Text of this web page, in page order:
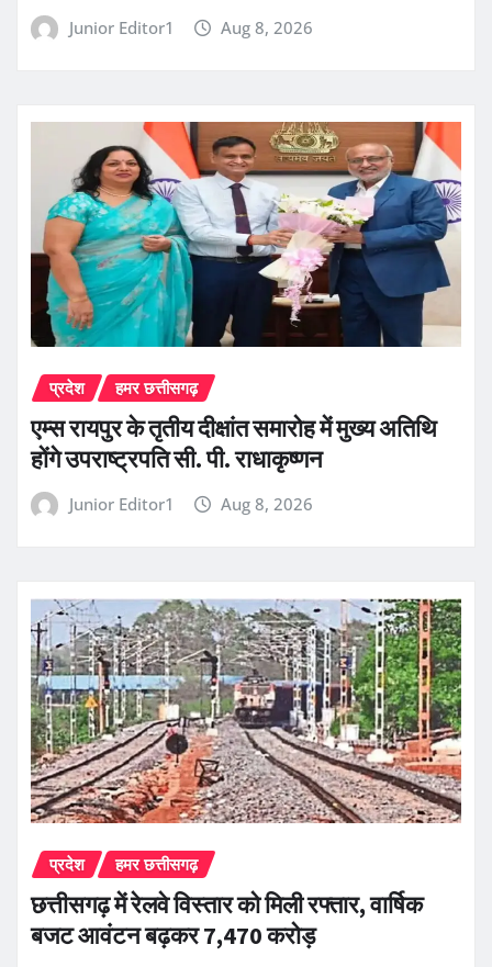
Junior Editor1 Aug 8, 2026
प्रदेश हमर छत्तीसगढ़
एम्स रायपुर के तृतीय दीक्षांत समारोह में मुख्य अतिथि
होंगे उपराष्ट्रपति सी. पी. राधाकृष्णन
Junior Editor1 Aug 8, 2026
प्रदेश हमर छत्तीसगढ़
छत्तीसगढ़ में रेलवे विस्तार को मिली रफ्तार, वार्षिक
बजट आवंटन बढ़कर 7,470 करोड़